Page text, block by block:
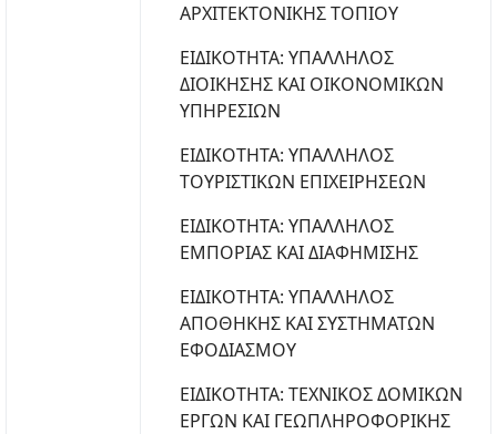
ΑΡΧΙΤΕΚΤΟΝΙΚΗΣ ΤΟΠΙΟΥ
ΕΙΔΙΚΟΤΗΤΑ: ΥΠΑΛΛΗΛΟΣ
ΔΙΟΙΚΗΣΗΣ ΚΑΙ ΟΙΚΟΝΟΜΙΚΩΝ
ΥΠΗΡΕΣΙΩΝ
ΕΙΔΙΚΟΤΗΤΑ: ΥΠΑΛΛΗΛΟΣ
ΤΟΥΡΙΣΤΙΚΩΝ ΕΠΙΧΕΙΡΗΣΕΩΝ
ΕΙΔΙΚΟΤΗΤΑ: ΥΠΑΛΛΗΛΟΣ
ΕΜΠΟΡΙΑΣ ΚΑΙ ΔΙΑΦΗΜΙΣΗΣ
ΕΙΔΙΚΟΤΗΤΑ: ΥΠΑΛΛΗΛΟΣ
ΑΠΟΘΗΚΗΣ ΚΑΙ ΣΥΣΤΗΜΑΤΩΝ
ΕΦΟΔΙΑΣΜΟΥ
ΕΙΔΙΚΟΤΗΤΑ: ΤΕΧΝΙΚΟΣ ΔΟΜΙΚΩΝ
ΕΡΓΩΝ ΚΑΙ ΓΕΩΠΛΗΡΟΦΟΡΙΚΗΣ